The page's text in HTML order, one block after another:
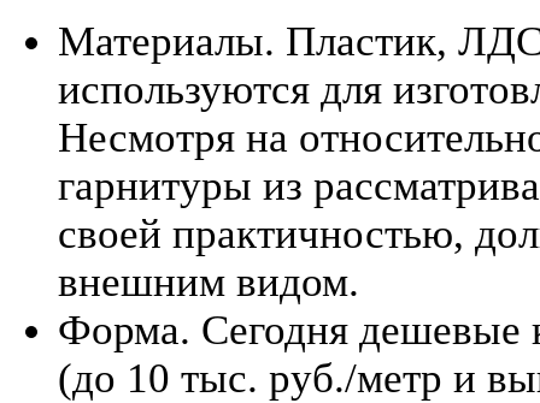
Материалы. Пластик,
используются для
Несмотря на
гарнитуры из
своей практичностью,
внешним видом.
Форма. Сегодня дешевые
(до 10 тыс. руб./метр и